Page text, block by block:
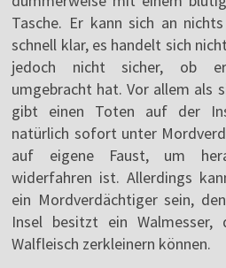
Tasche. Er kann sich an
schnell klar, es handelt sich
jedoch nicht sicher, ob er
umgebracht hat. Vor allem als
gibt einen Toten auf der
natürlich sofort unter
auf eigene Faust, um
widerfahren ist. Allerdings
ein Mordverdächtiger sein,
Insel besitzt ein
Walfleisch zerkleinern können.